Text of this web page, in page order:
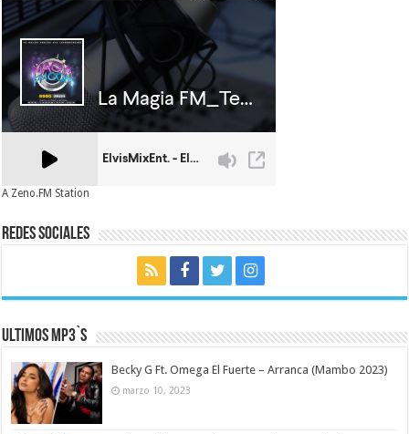
A Zeno.FM Station
Redes Sociales
Ultimos MP3`s
Becky G Ft. Omega El Fuerte – Arranca (Mambo 2023)
marzo 10, 2023